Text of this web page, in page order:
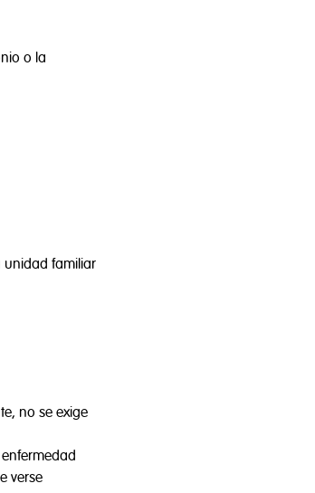
nuestros servicios, contenidos
o la
unidad familiar
no se exige
verse